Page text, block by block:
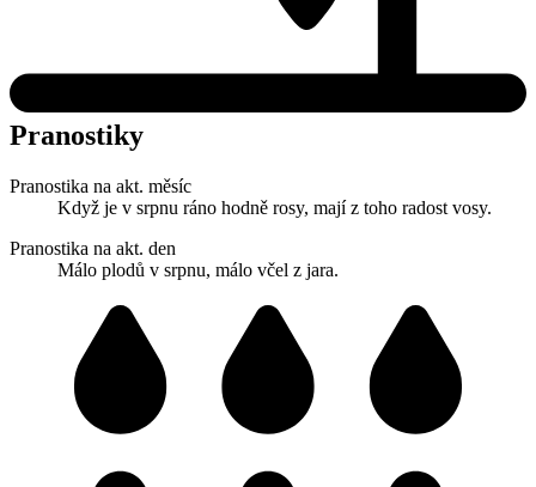
Pranostiky
Pranostika na akt. měsíc
Když je v srpnu ráno hodně rosy, mají z toho radost vosy.
Pranostika na akt. den
Málo plodů v srpnu, málo včel z jara.